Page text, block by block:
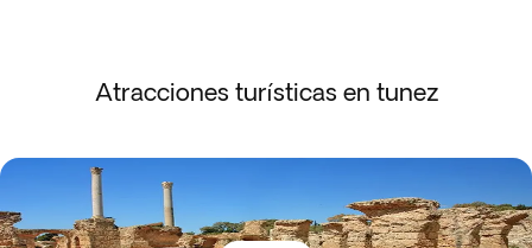
Atracciones turísticas en tunez